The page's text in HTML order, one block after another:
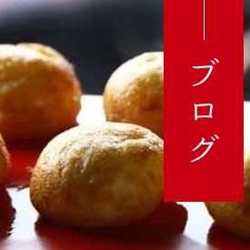
ブログ